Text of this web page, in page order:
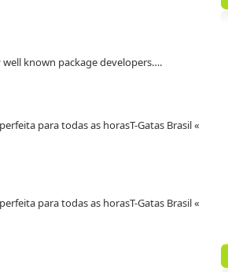
known package developers….
para todas as horasT-Gatas Brasil «
para todas as horasT-Gatas Brasil «